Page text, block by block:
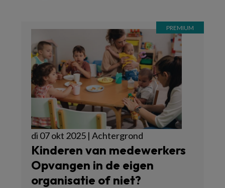
di 07 okt 2025 | Achtergrond
Kinderen van medewerkers
Opvangen in de eigen
organisatie of niet?